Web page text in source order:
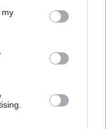
You may click to
third-party tags to
in below Google
my
alkotói folyamatnak
céljai vagy
néhol groteszk,
összekötő narratíva
Ferenczi Róbert,
Csaba A